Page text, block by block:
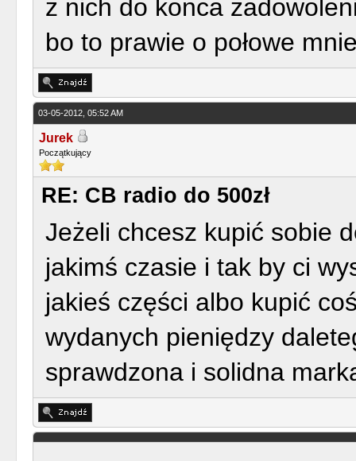
z nich do konca
bo to prawie o połowe
03-05-2012, 05:52 AM
Jurek
Początkujący
RE: CB radio do 500zł
Jeżeli chcesz kupić sobie
jakimś czasie i tak by ci
jakieś części albo kupić
wydanych pieniędzy
sprawdzona i solidna